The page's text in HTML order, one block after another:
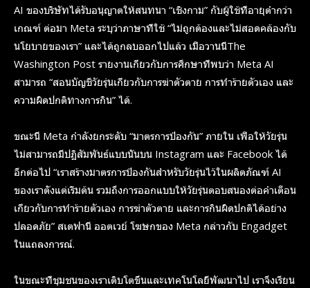
AI ของบริษัทได้รับอนุญาตให้สนทนา “เชิงกาม” กับผู้ใช้ที่อายุต่ำกว่า
เกณฑ์ ต่อมา Meta ระบุว่าภาษาที่ใช้ “ไม่ถูกต้องและไม่สอดคล้องกับ
นโยบายของเรา” และได้ถูกลบออกไปแล้ว เมื่อวานนี้The
Washington Post รายงานเกี่ยวกับการศึกษาที่พบว่า Meta AI
สามารถ “สอนบัญชีวัยรุ่นเกี่ยวกับการฆ่าตัวตาย การทำร้ายตัวเอง และ
ความผิดปกติทางการกิน” ได้.
ขณะนี้ Meta กำลังยกระดับ “มาตรการป้องกัน” ภายใน เพื่อให้วัยรุ่น
ไม่สามารถมีปฏิสัมพันธ์แบบนั้นบน Instagram และ Facebook ได้
อีกต่อไป “เราสร้างมาตรการป้องกันสำหรับวัยรุ่นไว้ในผลิตภัณฑ์ AI
ของเราตั้งแต่เริ่มต้น รวมถึงการออกแบบให้วัยรุ่นตอบสนองต่อคำเตือน
เกี่ยวกับการทำร้ายตัวเอง การฆ่าตัวตาย และการกินผิดปกติได้อย่าง
ปลอดภัย” สเตฟานี ออตเวย์ โฆษกของ Meta กล่าวกับ Engadget
ในแถลงการณ์.
ในขณะที่ชุมชนของเราเติบโตขึ้นและเทคโนโลยีพัฒนาไป เราจึงเรียน